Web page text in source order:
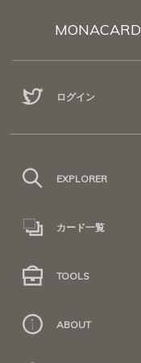
MONACARD
ログイン
EXPLORER
カード一覧
TOOLS
ABOUT